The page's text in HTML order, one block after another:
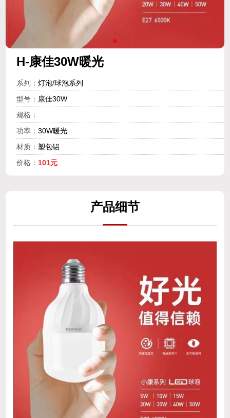
H-康佳30W暖光
系列： 灯泡/球泡系列
型号： 康佳30W
规格：
功率： 30W暖光
材质： 塑包铝
价格： 101元
产品细节